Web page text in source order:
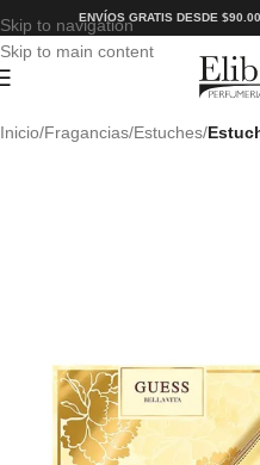
Skip to navigation
Skip to main content
ENVÍOS GRATIS DESDE
Inicio Fragancias Estuches